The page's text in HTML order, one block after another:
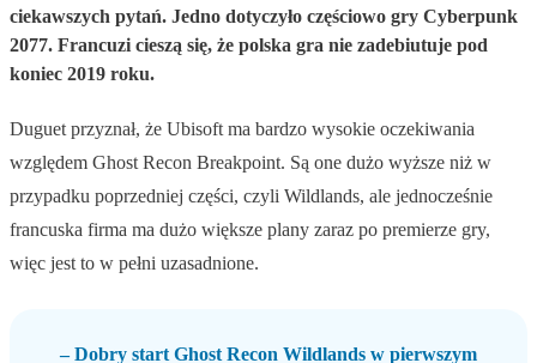
ciekawszych pytań. Jedno dotyczyło częściowo gry Cyberpunk
2077. Francuzi cieszą się, że polska gra nie zadebiutuje pod
koniec 2019 roku.
Duguet przyznał, że Ubisoft ma bardzo wysokie oczekiwania
względem Ghost Recon Breakpoint. Są one dużo wyższe niż w
przypadku poprzedniej części, czyli Wildlands, ale jednocześnie
francuska firma ma dużo większe plany zaraz po premierze gry,
więc jest to w pełni uzasadnione.
– Dobry start Ghost Recon Wildlands w pierwszym